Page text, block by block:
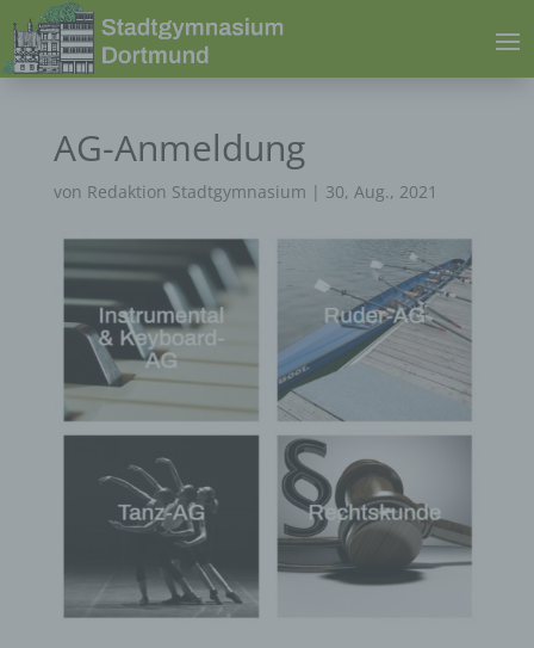
AG-Anmeldung
von Redaktion Stadtgymnasium | 30, Aug., 2021